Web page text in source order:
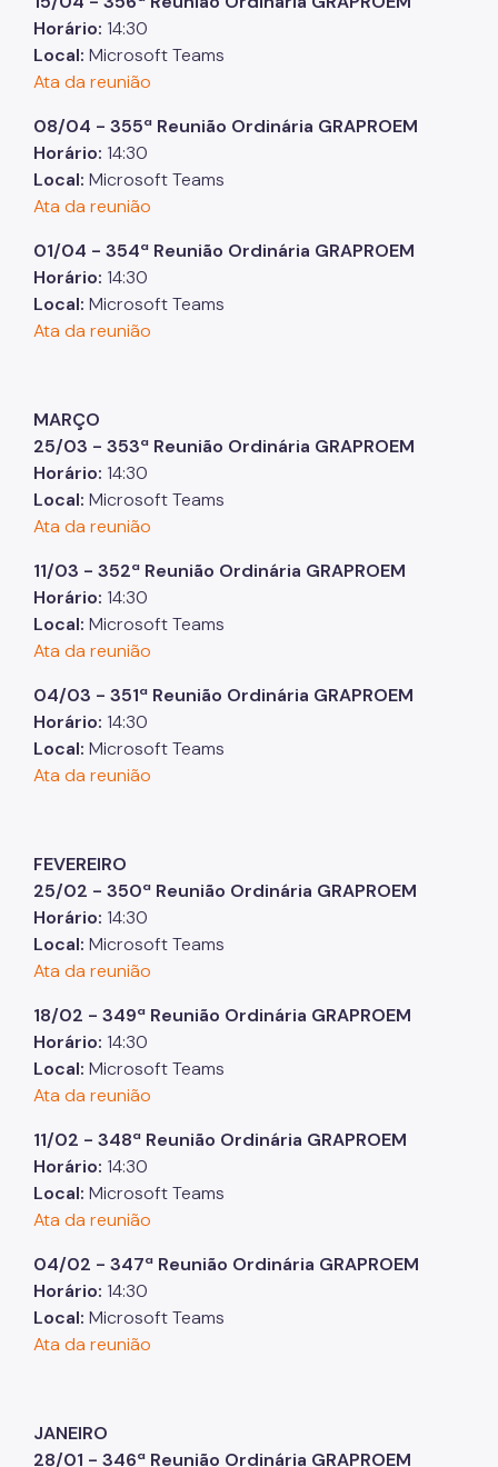
Horário: 14:30
Local: Microsoft Teams
Ata da reunião
08/04 - 355ª Reunião Ordinária GRAPROEM
Horário: 14:30
Local: Microsoft Teams
Ata da reunião
01/04 - 354ª Reunião Ordinária GRAPROEM
Horário: 14:30
Local: Microsoft Teams
Ata da reunião
MARÇO
25/03 - 353ª Reunião Ordinária GRAPROEM
Horário: 14:30
Local: Microsoft Teams
Ata da reunião
11/03 - 352ª Reunião Ordinária GRAPROEM
Horário: 14:30
Local: Microsoft Teams
Ata da reunião
04/03 - 351ª Reunião Ordinária GRAPROEM
Horário: 14:30
Local: Microsoft Teams
Ata da reunião
FEVEREIRO
25/02 - 350ª Reunião Ordinária GRAPROEM
Horário: 14:30
Local: Microsoft Teams
Ata da reunião
18/02 - 349ª Reunião Ordinária GRAPROEM
Horário: 14:30
Local: Microsoft Teams
Ata da reunião
11/02 - 348ª Reunião Ordinária GRAPROEM
Horário: 14:30
Local: Microsoft Teams
Ata da reunião
04/02 - 347ª Reunião Ordinária GRAPROEM
Horário: 14:30
Local: Microsoft Teams
Ata da reunião
JANEIRO
28/01 - 346ª Reunião Ordinária GRAPROEM